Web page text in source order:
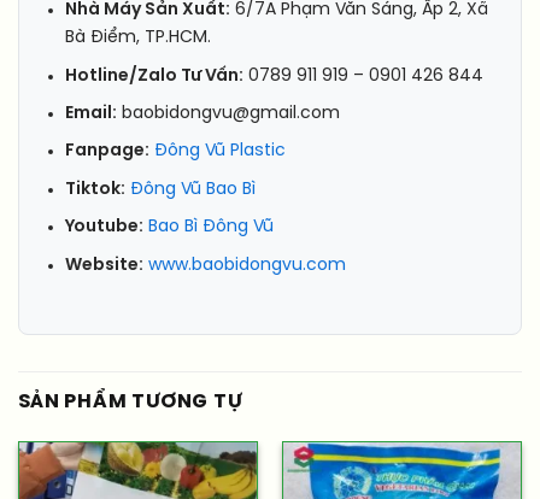
Nhà Máy Sản Xuất: 6/7A Phạm Văn Sáng, Ấp 2, Xã
Bà Điểm, TP.HCM.
Hotline/Zalo Tư Vấn: 0789 911 919 – 0901 426 844
Email: baobidongvu@gmail.com
Fanpage: Đông Vũ Plastic
Tiktok: Đông Vũ Bao Bì
Youtube: Bao Bì Đông Vũ
Website: www.baobidongvu.com
SẢN PHẨM TƯƠNG TỰ